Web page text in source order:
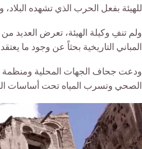
للهيئة بفعل الحرب الذي تشهده البلاد،
ولم تنفِ وكيلة الهيئة، تعرض العديد
المباني التاريخية بحثاً عن وجود ما
ودعت جحاف الجهات المحلية ومنظمة
الصحي وتسرب المياه تحت أساسات